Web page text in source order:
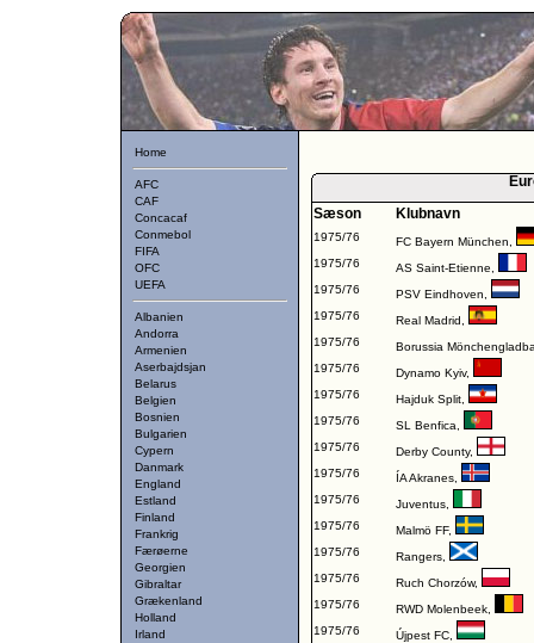
Home
AFC
CAF
Concacaf
Conmebol
FIFA
OFC
UEFA
Albanien
Andorra
Armenien
Aserbajdsjan
Belarus
Belgien
Bosnien
Bulgarien
Cypern
Danmark
England
Estland
Finland
Frankrig
Færøerne
Georgien
Gibraltar
Grækenland
Holland
Irland
Sæson
Klubnavn
1975/76 FC Bayern München
1975/76
AS Saint-Etienne
1975/76
PSV Eindhoven
1975/76
Real Madrid
1975/76
Borussia
1975/76
Dynamo Kyiv,
1975/76
Hajduk Split
1975/76
SL Benfica
1975/76
Derby County,
1975/76
ÍA Akranes
1975/76
Juventus
1975/76
Malmö FF,
1975/76
Rangers
1975/76
Ruch Chorzów,
1975/76
RWD Molenbeek
1975/76
Újpest FC